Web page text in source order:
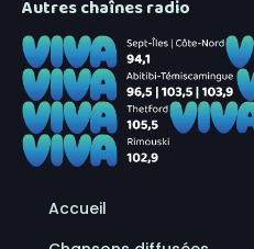
Autres chaînes radio
Accueil